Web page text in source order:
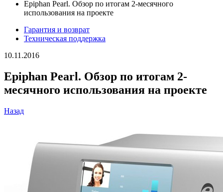
Epiphan Pearl. Обзор по итогам 2-месячного
использования на проекте
Гарантия и возврат
Техническая поддержка
10.11.2016
Epiphan Pearl. Обзор по итогам 2-
месячного использования на проекте
Назад